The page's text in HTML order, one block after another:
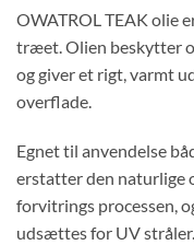
OWATROL TEAK olie
træet. Olien beskytter
og giver et rigt, varmt
overflade.
Egnet til anvendelse
erstatter den naturlige
forvitrings processen,
udsættes for UV